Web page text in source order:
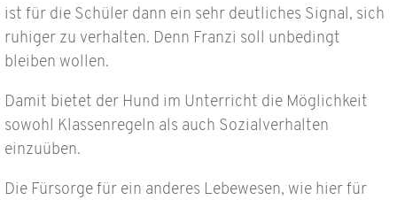
ist für die Schüler dann ein sehr deutliches Signal, sich
ruhiger zu verhalten. Denn Franzi soll unbedingt
bleiben wollen.
Damit bietet der Hund im Unterricht die Möglichkeit
sowohl Klassenregeln als auch Sozialverhalten
einzuüben.
Die Fürsorge für ein anderes Lebewesen, wie hier für